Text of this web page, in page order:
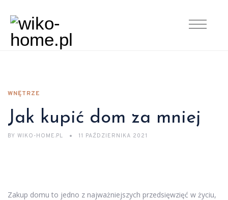
WNĘTRZE
Jak kupić dom za mniej
BY WIKO-HOME.PL 11 PAŹDZIERNIKA 2021
Zakup domu to jedno z najważniejszych przedsięwzięć w życiu,